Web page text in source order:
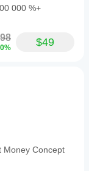
000 %+
$49
Money Concept